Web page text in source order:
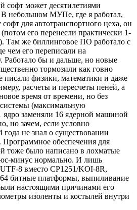
софт может десятилетиями
В небольшом МУПе, где я работал,
для автотранспортного цеха, он
его перенесли практически 1-
Там же биллинговое ПО работало с
чем его переписали на
Работало бы и дальше, но новые
тормозили как говно
писали физики, математики и даже
расчеты и пересчеты пеней, а
время от времени, но без
(максимальную
ядро заменяли 16 ядерной машиной
но зачем, если условно
года не знал о существовании
обеспечения для
тоже было написано в лохматые
минус нормально. И лишь
8 вместо CP1251/KOI-8R,
битные платформы, выпиливание
настоящими причинами его
изоленты и костылей внутри